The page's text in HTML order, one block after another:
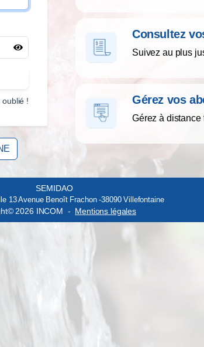
oublié !
consultez
Suivez au plus
gérez vos
Gérez à
SEMIDAO
13 Avenue Benoît Frachon -38090 Villefontaine
2026 INCOM - Mentions légales